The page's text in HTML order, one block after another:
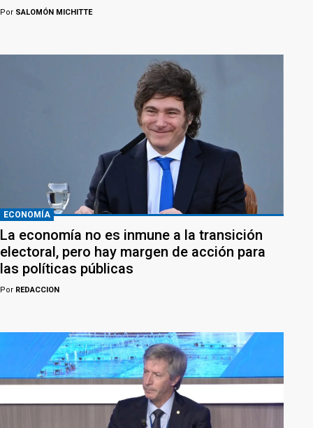
Por SALOMÓN MICHITTE
ECONOMÍA
La economía no es inmune a la transición
electoral, pero hay margen de acción para
las políticas públicas
Por REDACCION